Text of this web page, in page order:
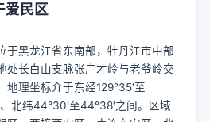
爱民区
于黑龙江省东南部，牡丹江市中部
处长白山支脉张广才岭与老爷岭交
地理坐标介于东经129°35′至
、北纬44°30′至44°38′之间。区域